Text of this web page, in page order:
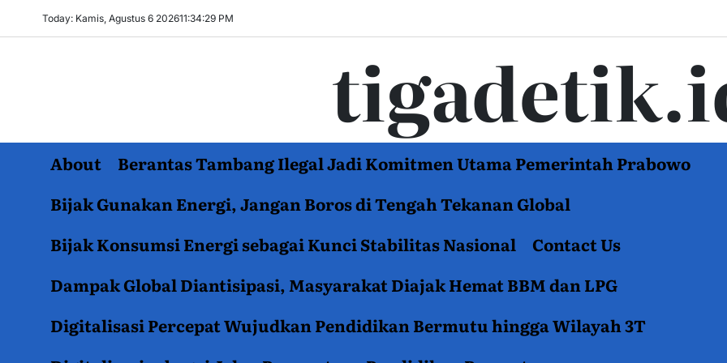
Today: Kamis, Agustus 6 202611:34:30 PM
About
Berantas Tambang Ilegal Jadi Komitmen Utama Pemerintah Prabowo
Bijak Gunakan Energi, Jangan Boros di Tengah Tekanan Global
Bijak Konsumsi Energi sebagai Kunci Stabilitas Nasional
Contact Us
Dampak Global Diantisipasi, Masyarakat Diajak Hemat BBM dan LPG
Digitalisasi Percepat Wujudkan Pendidikan Bermutu hingga Wilayah 3T